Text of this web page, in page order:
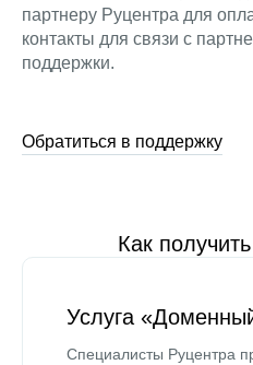
партнеру Руцентра для
контакты для связи с
поддержки.
Обратиться в поддержку
Как
Услуга
Специалисты Руцентра